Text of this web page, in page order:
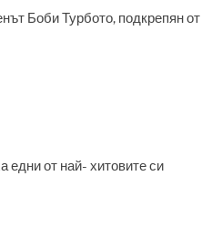
Боби Турбото, подкрепян от
едни от най- хитовите си